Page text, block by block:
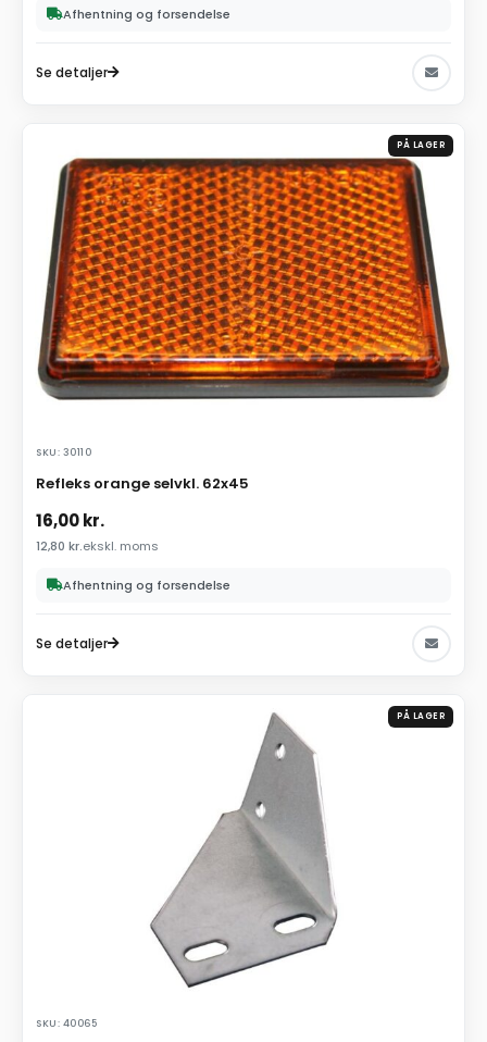
Afhentning og forsendelse
Se detaljer
PÅ LAGER
SKU: 30110
Refleks orange selvkl. 62x45
16,00kr.
12,80 kr.ekskl. moms
Afhentning og forsendelse
Se detaljer
PÅ LAGER
SKU: 40065